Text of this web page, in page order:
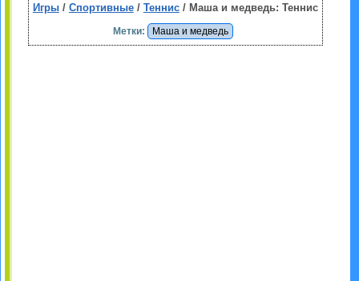
Игры/ Спортивные/ Теннис/ Маша и медведь: Теннис
Метки: Маша и медведь